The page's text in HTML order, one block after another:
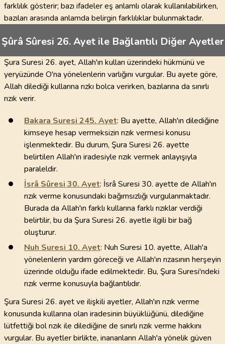
farklılık gösterir; bazı ifadeler eş anlamlı olarak kullanılabilirken,
bazıları arasında anlamda belirgin farklılıklar bulunmaktadır.
Şûrâ Sûresi 26. Ayet ile Bağlantılı Diğer Ayetler
Şura Suresi 26. ayet, Allah'ın kulları üzerindeki hükmünü ve
yeryüzünde O'na yönelenlerin varlığını vurgular. Bu ayete göre,
Allah dilediği kullarına rızkı bolca verirken, bazılarına da sınırlı
rızık verir.
Bakara Suresi 245. Ayet: Bu ayette, Allah'ın dilediğine
kimseye hesap vermeksizin rızık vermesi konusu
işlenmektedir. Bu durum, Şura Suresi 26. ayette
belirtilen Allah'ın iradesiyle rızık vermek anlayışıyla
paraleldir.
İsrâ Sûresi 30. Ayet: İsrâ Suresi 30. ayette de Allah'ın
rızık verme konusundaki bağımsızlığı vurgulanmaktadır.
Burada da Allah'ın farklı kullarına farklı rızıklar verdiği
belirtilir, bu da Şura Suresi 26. ayetle ilgili bir bağ
oluşturur.
Nuh Suresi 10. Ayet: Nuh Suresi 10. ayette, Allah'a
yönelenlerin yardım göreceği ve Allah'ın rızasının herşeyin
üzerinde olduğu ifade edilmektedir. Bu, Şura Suresi'ndeki
rızık verme konusuyla bağlantılıdır.
Şura Suresi 26. ayet ve ilişkili ayetler, Allah'ın rızık verme
konusunda kullarına olan iradesinin büyüklüğünü, dilediğine
lütfettiği bol rızık ile dilediğine de sınırlı rızık verme hakkını
vurgular. Bu ayetler birlikte, inananların Allah'a yönelik güven